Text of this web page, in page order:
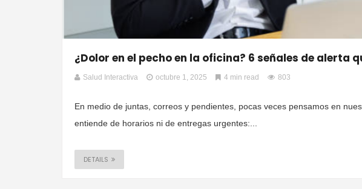
¿Dolor en el pecho en la oficina? 6 señales de alerta
Salud Interactiva octubre 1, 2025 4 min read 803
En medio de juntas, correos y pendientes, pocas veces pensamos en
entiende de horarios ni de entregas urgentes:...
DETAILS